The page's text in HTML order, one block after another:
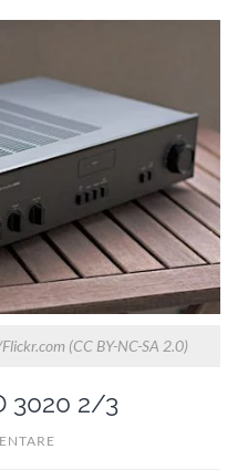
(CC BY-NC-SA 2.0)
3020 2/3